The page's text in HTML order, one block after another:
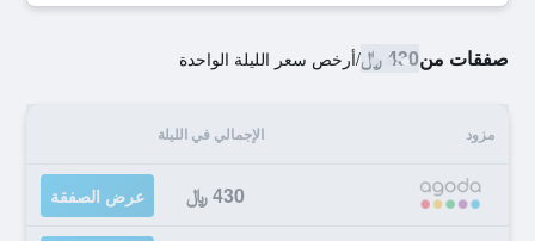
صفقات من430 ﷼ /أرخص سعر الليلة الواحدة
مزود الإجمالي في الليلة
430 ﷼ عرض الصفقة